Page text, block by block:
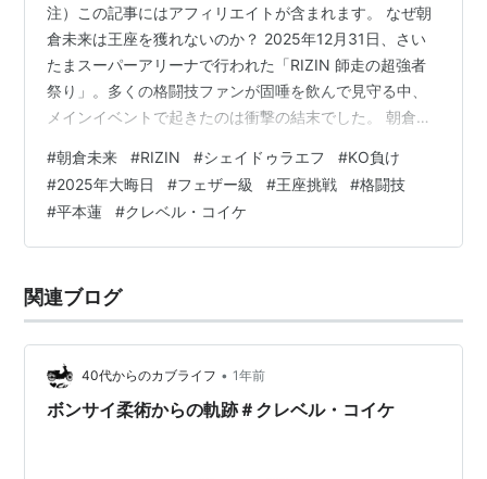
注）この記事にはアフィリエイトが含まれます。 なぜ朝
倉未来は王座を獲れないのか？ 2025年12月31日、さい
たまスーパーアリーナで行われた「RIZIN 師走の超強者
祭り」。多くの格闘技ファンが固唾を飲んで見守る中、
メインイベントで起きたのは衝撃の結末でした。 朝倉未
に1ラウンドパウンドKO負け。試合後は担架で搬送され
るという、誰もが予想しなかった展開に。 「路上の伝
説」と呼ばれ、日本格闘技界のアイコンとして君臨して
きた朝倉選手。しかし、これで3度目の王座挑戦も失敗に
ょうか？ 朝倉未来のタイトル…
#朝倉未来 #RIZIN #シェイドゥラエフ #KO負け
#2025年大晦日 #フェザー級 #王座挑戦 #格闘技
#平本蓮 #クレベル・コイケ
関連ブログ
40代からのカブライフ • 1年前
ボンサイ柔術からの軌跡＃クレベル・コイケ